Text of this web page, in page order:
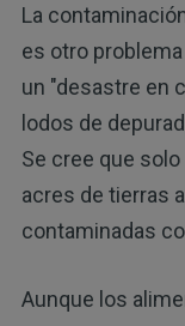
La
es otro
un "desastre en
lodos de
Se cree que
acres de tierras
contaminadas
Aunque los